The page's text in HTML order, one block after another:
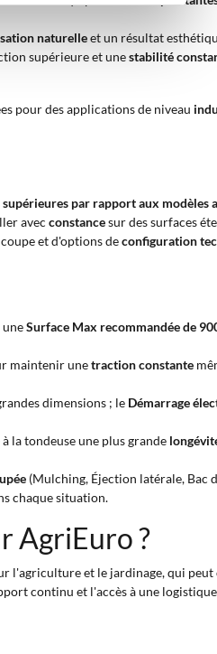
naturelleet un résultat
supérieure et unestabilité
pour des applications de niveau
par rapport aux modèles
avec constancesur des surfaces
et d'options deconfiguration
Surface Max recommandée de
maintenir unetraction constante
dimensions ; le Démarrage
la tondeuse une plus grande
(Mulching, Éjection latérale, Bac
chaque situation.
AgriEuro ?
l'agriculture et le jardinage, qui peut
continu et l'accès à une